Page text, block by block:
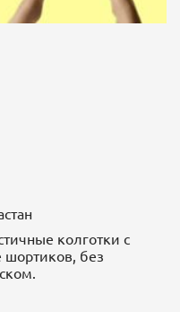
колготки с
шортиков, без